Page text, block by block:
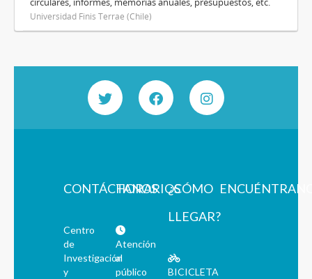
Universidad Finis Terrae (Chile)
CONTÁCTANOS
Centro
de
Investigación
y
HORARIOS
Atención
al
público
¿CÓMO
LLEGAR?
BICICLETA